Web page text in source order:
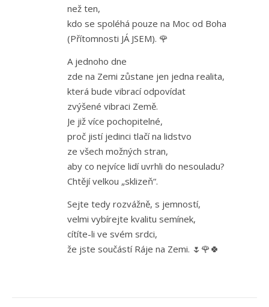
než ten,
kdo se spoléhá pouze na Moc od Boha
(Přítomnosti JÁ JSEM). 🌹
A jednoho dne
zde na Zemi zůstane jen jedna realita,
která bude vibrací odpovídat
zvýšené vibraci Země.
Je již více pochopitelné,
proč jistí jedinci tlačí na lidstvo
ze všech možných stran,
aby co nejvíce lidí uvrhli do nesouladu?
Chtějí velkou „sklizeň“.
Sejte tedy rozvážně, s jemností,
velmi vybírejte kvalitu semínek,
cítíte-li ve svém srdci,
že jste součástí Ráje na Zemi. 🌷🌹🍀